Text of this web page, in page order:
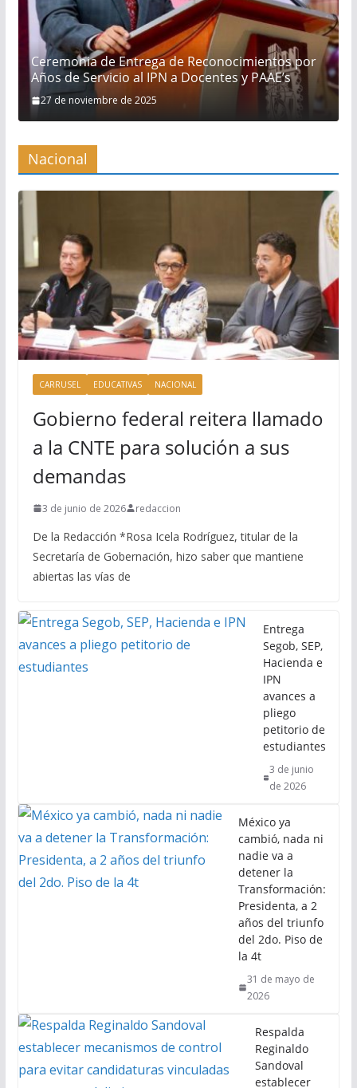
Ceremonia de Entrega de Reconocimientos por
Años de Servicio al IPN a Docentes y PAAE’s
27 de noviembre de 2025
Nacional
CARRUSEL EDUCATIVAS NACIONAL
Gobierno federal reitera llamado
a la CNTE para solución a sus
demandas
3 de junio de 2026 redaccion
De la Redacción *Rosa Icela Rodríguez, titular de la
Secretaría de Gobernación, hizo saber que mantiene
abiertas las vías de
Entrega
Segob, SEP,
Hacienda e
IPN
avances a
pliego
petitorio de
estudiantes
3 de junio
de 2026
México ya
cambió, nada ni
nadie va a
detener la
Transformación:
Presidenta, a 2
años del triunfo
del 2do. Piso de
la 4t
31 de mayo de
2026
Respalda
Reginaldo
Sandoval
establecer